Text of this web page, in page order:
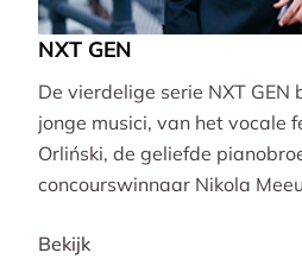
NXT GEN
De vierdelige serie NXT
jonge musici, van het vocale
Orliński, de geliefde
concourswinnaar Nikola
programma’s van barok tot
Bekijk